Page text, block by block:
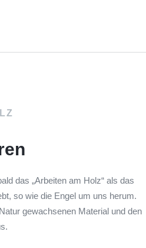
das „Arbeiten am Holz“ als das
so wie die Engel um uns herum.
gewachsenen Material und den